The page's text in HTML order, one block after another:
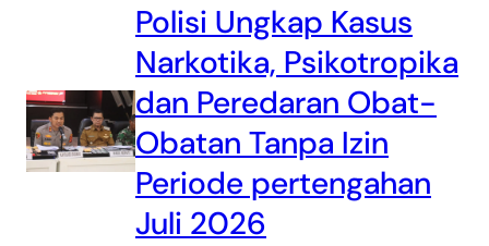
Polisi Ungkap Kasus
Narkotika, Psikotropika
dan Peredaran Obat-
Obatan Tanpa Izin
Periode pertengahan
Juli 2026